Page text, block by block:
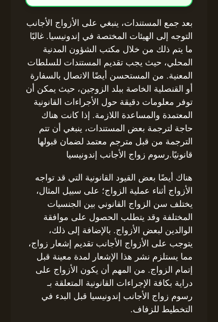
بعد جمع المستندات، ينبغي على الأزواج الأجانب
التوجه إلى الهيئات المختصة في إندونيسيا. غالبًا
ما يتم ذلك من خلال مكتب الشؤون المدنية
المحلي، حيث يجب تقديم المستندات للسلطات
المعنية. من المستحسن أيضًا الاتصال بالسفارة
أو القنصلية الخاصة ببلد الزوجين، حيث يمكن أن
توفر معلومات دقيقة حول الأجراءات القانونية
المعتمدة والمساعدة اللازمة. إذا كانت هناك
حاجة لترجمة بعض المستندات، ينبغي أن تتم
الترجمة من قبل مترجم معتمد لضمان قبولها
قانونيًا.رسوم زواج الأجانب إندونيسيا
هناك أيضًا بعض القيود القانونية التي قد تواجه
الأزواج أثناء عملية الزواج؛ على سبيل المثال،
يختلف سن الزواج القانوني بين الجنسيات
المختلفة وقد يتطلب الحصول على موافقة
الوالدين لبعض الأزواج. بالإضافة إلى ذلك،
يتوجب على الأزواج الأجانب تقديم إشعار زواج،
مما يستلزم نشر هذا الإشعار لمدة معينة قبل
إتمام الزواج. من المهم أن يكون الأزواج على
دراية بكافة الإجراءات القانونية المتعلقة بـ
رسوم زواج الأجانب إندونيسيا قبل البدء في
التخطيط للزفاف.